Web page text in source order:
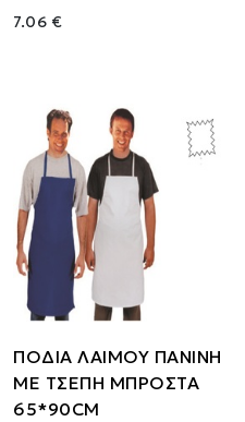
7.06 €
ΠΟΔΙΑ ΛΑΙΜΟΥ ΠΑΝΙΝΗ
ΜΕ ΤΣΕΠΗ ΜΠΡΟΣΤΑ
65*90CM